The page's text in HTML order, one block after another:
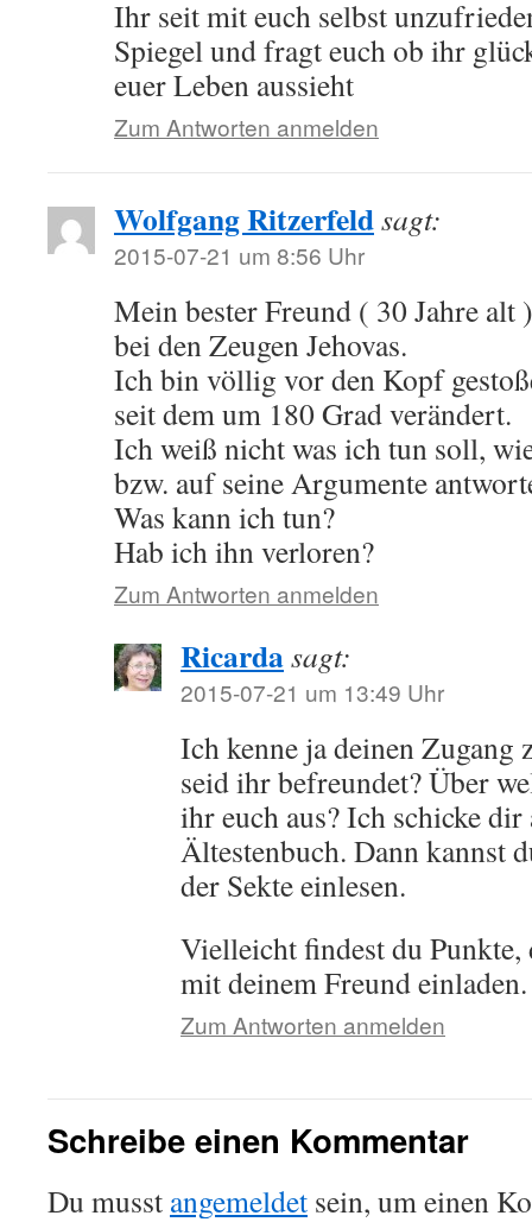
Ihr seit mit euch selbst
Spiegel und fragt euch ob ihr
euer Leben aussieht
Zum Antworten anmelden
Wolfgang Ritzerfeldsagt:
2015-07-21 um 8:56 Uhr
Mein bester Freund ( 30 Jahre alt
bei den Zeugen Jehovas.
Ich bin völlig vor den Kopf
seit dem um 180 Grad verändert.
Ich weiß nicht was ich tun soll,
bzw. auf seine Argumente
Was kann ich tun?
Hab ich ihn verloren?
Zum Antworten anmelden
Ricardasagt:
2015-07-21 um 13:49 Uhr
Ich kenne ja deinen Zugang
seid ihr befreundet? Über
ihr euch aus? Ich schicke dir
Ältestenbuch. Dann kannst
der Sekte einlesen.
Vielleicht findest du Punkte,
mit deinem Freund einladen.
Zum Antworten anmelden
Schreibe einen Kommentar
Du musst angemeldet sein, um einen